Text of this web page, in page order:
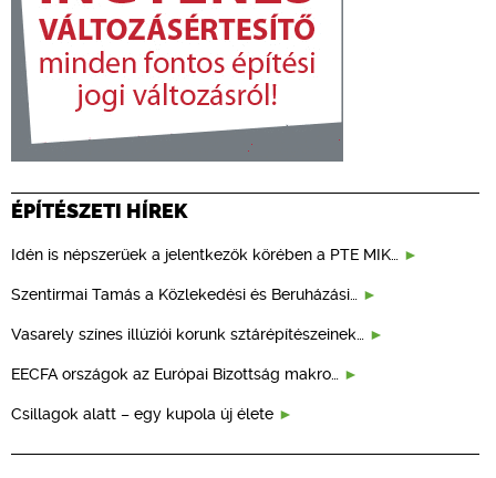
ÉPÍTÉSZETI HÍREK
Idén is népszerűek a jelentkezők körében a PTE MIK…
Szentirmai Tamás a Közlekedési és Beruházási…
Vasarely színes illúziói korunk sztárépítészeinek…
EECFA országok az Európai Bizottság makro…
Csillagok alatt – egy kupola új élete